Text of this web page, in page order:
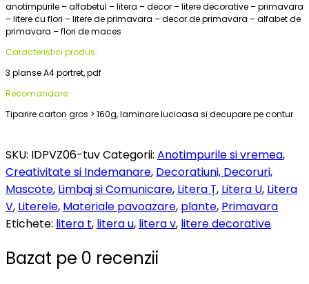
anotimpurile – alfabetul – litera – decor – litere decorative – primavara
– litere cu flori – litere de primavara – decor de primavara – alfabet de
primavara – flori de maces
Caracteristici produs:
3 planse A4 portret, pdf
Recomandare:
Tiparire carton gros > 160g, laminare lucioasa si decupare pe contur
SKU: IDPVZ06-tuvCategorii: Anotimpurile si vremea,
Creativitate si Indemanare, Decoratiuni, Decoruri,
Mascote, Limbaj si Comunicare, Litera Ț, Litera U, Litera
V, Literele, Materiale pavoazare, plante, Primavara
Etichete: litera t, litera u, litera v, litere decorative
Bazat pe 0 recenzii